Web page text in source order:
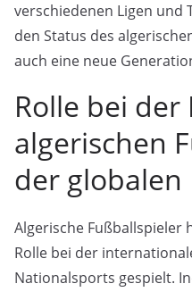
verschiedenen Ligen
den Status des
auch eine neue
Rolle bei
algerischen
der globalen
Algerische Fußballspieler
Rolle bei der
Nationalsports gespielt.